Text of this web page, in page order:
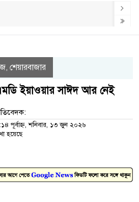
, শেয়ারবাজার
ইয়াওয়ার সাঈদ আর নেই
পূর্বাহ্ন, শনিবার, ১৩ জুন ২০২৬
হয়েছে